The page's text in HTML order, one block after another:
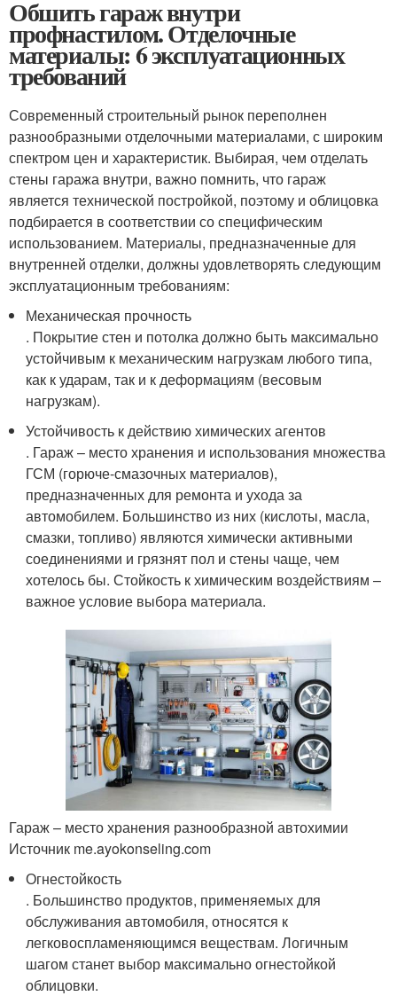
Обшить гараж внутри
профнастилом. Отделочные
материалы: 6 эксплуатационных
требований
Современный строительный рынок переполнен
разнообразными отделочными материалами, с широким
спектром цен и характеристик. Выбирая, чем отделать
стены гаража внутри, важно помнить, что гараж
является технической постройкой, поэтому и облицовка
подбирается в соответствии со специфическим
использованием. Материалы, предназначенные для
внутренней отделки, должны удовлетворять следующим
эксплуатационным требованиям:
Механическая прочность
. Покрытие стен и потолка должно быть максимально
устойчивым к механическим нагрузкам любого типа,
как к ударам, так и к деформациям (весовым
нагрузкам).
Устойчивость к действию химических агентов
. Гараж – место хранения и использования множества
ГСМ (горюче-смазочных материалов),
предназначенных для ремонта и ухода за
автомобилем. Большинство из них (кислоты, масла,
смазки, топливо) являются химически активными
соединениями и грязнят пол и стены чаще, чем
хотелось бы. Стойкость к химическим воздействиям –
важное условие выбора материала.
Гараж – место хранения разнообразной автохимии
Источник me.ayokonseling.com
Огнестойкость
. Большинство продуктов, применяемых для
обслуживания автомобиля, относятся к
легковоспламеняющимся веществам. Логичным
шагом станет выбор максимально огнестойкой
облицовки.